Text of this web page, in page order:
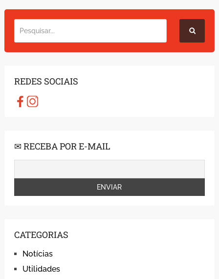
REDES SOCIAIS
✉ RECEBA POR E-MAIL
CATEGORIAS
Notícias
Utilidades